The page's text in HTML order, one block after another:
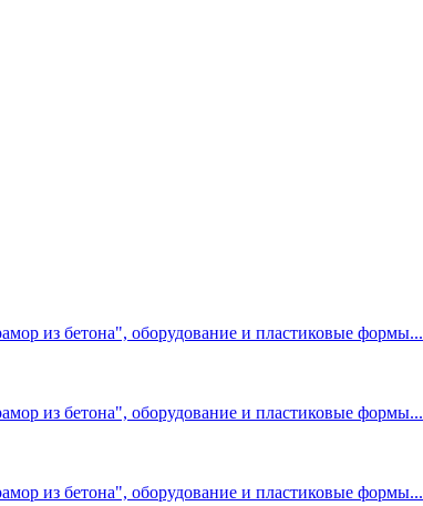
из бетона", оборудование и пластиковые формы...
из бетона", оборудование и пластиковые формы...
из бетона", оборудование и пластиковые формы...